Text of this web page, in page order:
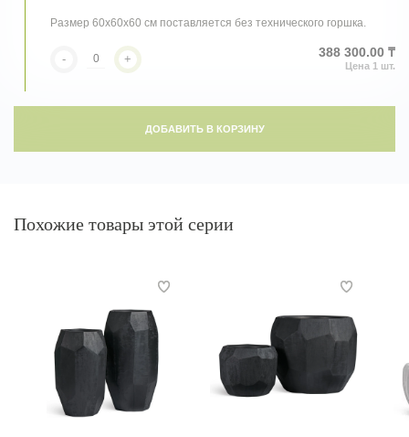
Размер 60х60х60 см поставляется без технического горшка.
- + 388 300.00 ₸
ДОБАВИТЬ В КОРЗИНУ
Похожие товары этой серии